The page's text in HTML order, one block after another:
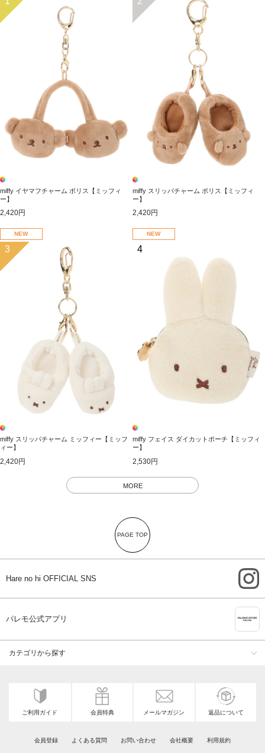
miffy イヤマフチャーム ボリス【ミッフィ
ー】
2,420円
miffy スリッパチャーム ボリス【ミッフィ
ー】
2,420円
NEW
3
miffy スリッパチャーム ミッフィー【ミッフ
ィー】
2,420円
NEW
4
miffy フェイス ダイカットポーチ【ミッフィ
ー】
2,530円
MORE
PAGE TOP
Hare no hi OFFICIAL SNS
パレモ公式アプリ
カテゴリから探す
ご利用ガイド 会員特典 メールマガジン 返品について
会員登録 よくある質問 お問い合わせ 会社概要 利用規約